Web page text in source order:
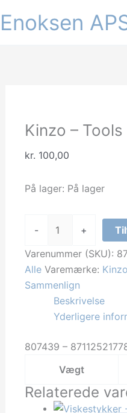
til
Enoksen
Kinzo –
kr. 100,00
På lager: På lager
-
Tools
set
8stk
+
Varenummer (SKU):
Alle Varemærke: Kinzo
Sammenlign
Beskrivelse
Yderligere
807439 –
Vægt
Relaterede